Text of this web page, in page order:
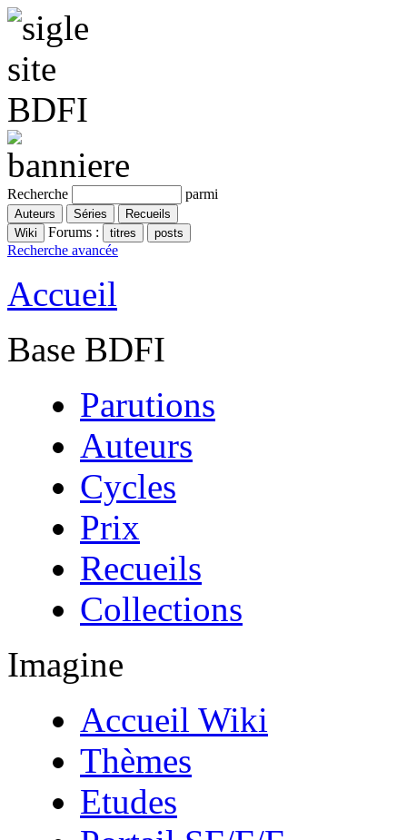
Recherche parmi
Forums :
Recherche avancée
Accueil
Base BDFI
Parutions
Auteurs
Cycles
Prix
Recueils
Collections
Imagine
Accueil Wiki
Thèmes
Etudes